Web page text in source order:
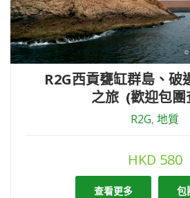
R2G西貢甕缸群島、破
之旅 (歡迎包團
R2G, 地質
HKD 580
查看更多 包